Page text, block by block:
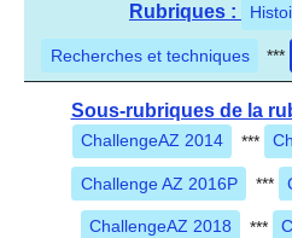
Rubriques :
Recherches et techniques ***
Sous-rubriques de la
ChallengeAZ 2014 ***
Challenge AZ 2016P ***
ChallengeAZ 2018 ***